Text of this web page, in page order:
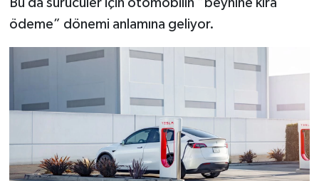
ödeme” dönemi anlamına geliyor.